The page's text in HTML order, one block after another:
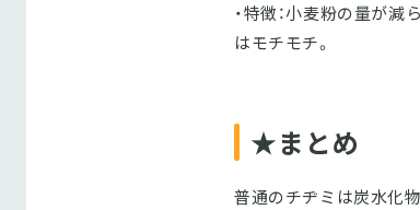
・特徴：小麦粉の量が
はモチモチ。
★まとめ
普通のチヂミは炭水化